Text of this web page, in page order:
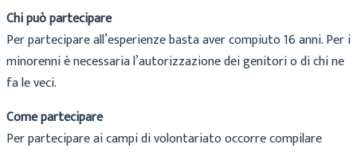
Chi può partecipare
Per partecipare all’esperienze basta aver compiuto 16 anni. Per i
minorenni è necessaria l’autorizzazione dei genitori o di chi ne
fa le veci.
Come partecipare
Per partecipare ai campi di volontariato occorre compilare